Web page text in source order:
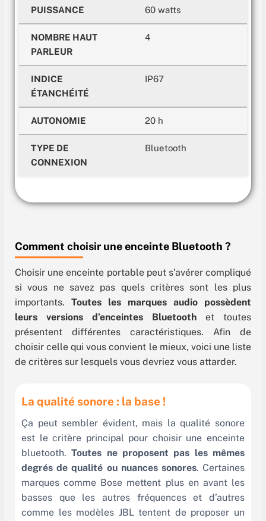
299.99 €
299.99 €
PUISSANCE 60 watts
NOMBRE HAUT
PARLEUR
4
INDICE
ÉTANCHÉITÉ
IP67
AUTONOMIE 20 h
TYPE DE
CONNEXION
Bluetooth
Comment choisir une enceinte Bluetooth ?
Choisir une enceinte portable peut s’avérer compliqué
si vous ne savez pas quels critères sont les plus
importants. Toutes les marques audio possèdent
leurs versions d’enceintes Bluetooth et toutes
présentent différentes caractéristiques. Afin de
choisir celle qui vous convient le mieux, voici une liste
de critères sur lesquels vous devriez vous attarder.
La qualité sonore : la base !
Ça peut sembler évident, mais la qualité sonore
est le critère principal pour choisir une enceinte
bluetooth.Toutes ne proposent pas les mêmes
degrés de qualité ou nuances sonores. Certaines
marques comme Bose mettent plus en avant les
basses que les autres fréquences et d’autres
comme les modèles JBL tentent de proposer un